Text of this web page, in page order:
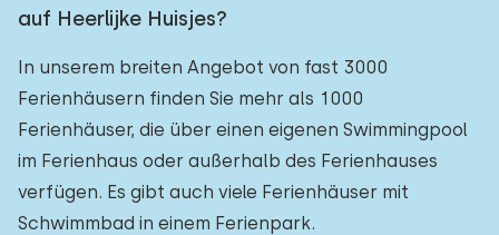
auf Heerlijke Huisjes?
In unserem breiten Angebot von fast 3000
Ferienhäusern finden Sie mehr als 1000
Ferienhäuser, die über einen eigenen Swimmingpool
im Ferienhaus oder außerhalb des Ferienhauses
verfügen. Es gibt auch viele Ferienhäuser mit
Schwimmbad in einem Ferienpark.